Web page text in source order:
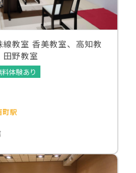
教室 香美教室、高知教
田野教室
料体験あり
町駅